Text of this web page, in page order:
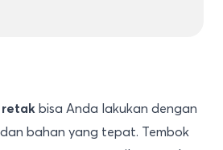
retak bisa Anda lakukan dengan
bahan yang tepat. Tembok